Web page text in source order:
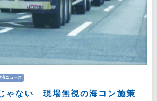
流ニュース
ゃない 現場無視の海コン施策